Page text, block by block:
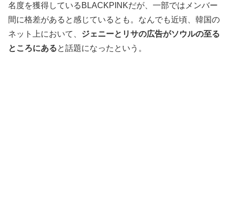
名度を獲得しているBLACKPINKだが、一部ではメンバー
間に格差があると感じているとも。なんでも近頃、韓国の
ネット上において、 ジェニーとリサの広告がソウルの至る
ところにあると話題になったという。